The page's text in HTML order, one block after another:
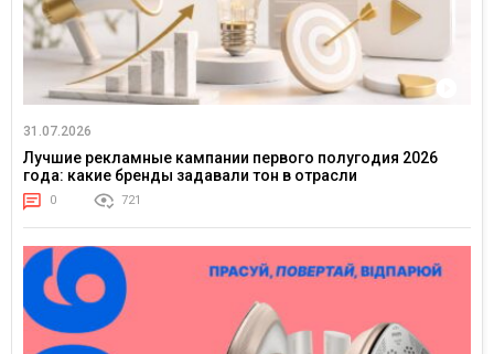
31.07.2026
Лучшие рекламные кампании первого полугодия 2026
года: какие бренды задавали тон в отрасли
0 721